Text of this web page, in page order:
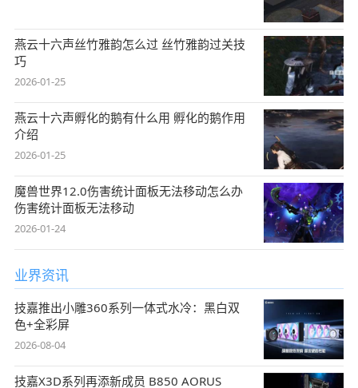
燕云十六声丝竹雅韵怎么过 丝竹雅韵过关技
巧
2026-01-25
燕云十六声孵化的鹅有什么用 孵化的鹅作用
介绍
2026-01-25
魔兽世界12.0伤害统计面板无法移动怎么办
伤害统计面板无法移动
2026-01-24
业界资讯
技嘉推出小雕360系列一体式水冷：黑白双
色+全彩屏
2026-08-04
技嘉X3D系列再添新成员 B850 AORUS